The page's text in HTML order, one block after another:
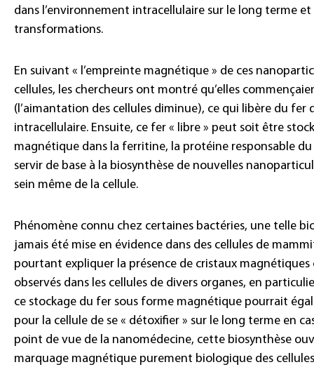
dans l’environnement intracellulaire sur le long terme et
transformations.
En suivant « l’empreinte magnétique » de ces
cellules, les chercheurs ont montré qu’elles
(l’aimantation des cellules diminue), ce qui libère du fer
intracellulaire. Ensuite, ce fer « libre » peut soit être
magnétique dans la ferritine, la protéine responsable
servir de base à la biosynthèse de nouvelles
sein même de la cellule.
Phénomène connu chez certaines bactéries, une telle
jamais été mise en évidence dans des cellules de
pourtant expliquer la présence de cristaux magnétiques
observés dans les cellules de divers organes, en
ce stockage du fer sous forme magnétique pourrait
pour la cellule de se « détoxifier » sur le long terme en
point de vue de la nanomédecine, cette biosynthèse
marquage magnétique purement biologique des